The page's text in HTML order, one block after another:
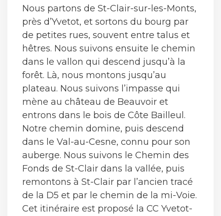
Nous partons de St-Clair-sur-les-Monts,
près d’Yvetot, et sortons du bourg par
de petites rues, souvent entre talus et
hêtres. Nous suivons ensuite le chemin
dans le vallon qui descend jusqu’à la
forêt. Là, nous montons jusqu’au
plateau. Nous suivons l’impasse qui
mène au château de Beauvoir et
entrons dans le bois de Côte Bailleul.
Notre chemin domine, puis descend
dans le Val-au-Cesne, connu pour son
auberge. Nous suivons le Chemin des
Fonds de St-Clair dans la vallée, puis
remontons à St-Clair par l’ancien tracé
de la D5 et par le chemin de la mi-Voie.
Cet itinéraire est proposé la CC Yvetot-